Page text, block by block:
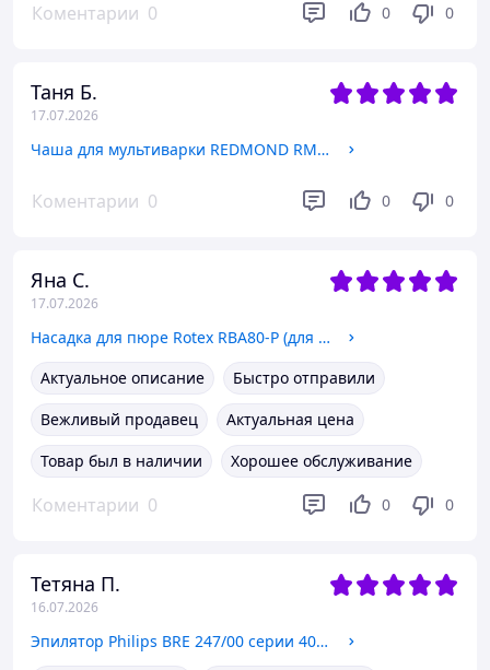
Коментарии 0 0 0
Таня Б.
17.07.2026
Чаша для мультиварки REDMOND RMC (Редмонд) (R7A)
Коментарии 0 0 0
Яна С.
17.07.2026
Насадка для пюре Rotex RBA80-P (для блендера RTB810-B, RTB850-B)
Актуальное описание
Быстро отправили
Вежливый продавец
Актуальная цена
Товар был в наличии
Хорошее обслуживание
Коментарии 0 0 0
Тетяна П.
16.07.2026
Эпилятор Philips BRE 247/00 серии 4000 ( Филиппс )